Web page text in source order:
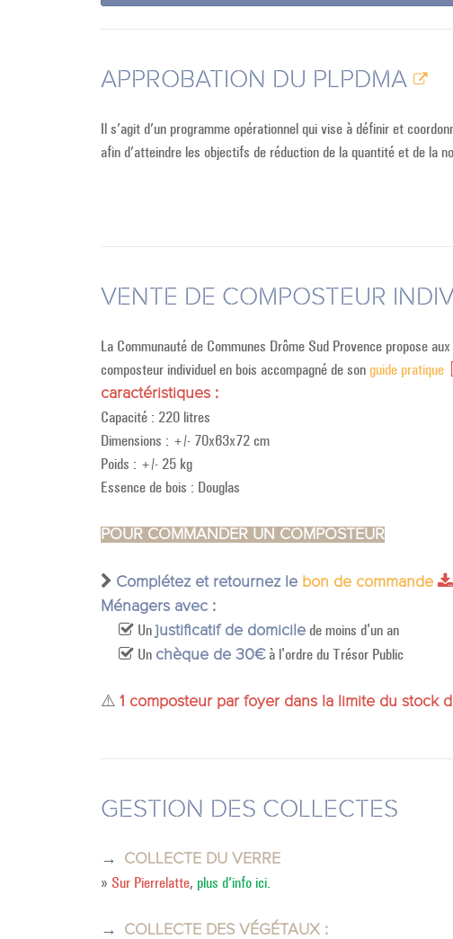
APPROBATION DU PLPDMA
Il s’agit d’un programme opérationnel qui vise à définir et
afin d’atteindre les objectifs de réduction de la quantité et de la
VENTE DE COMPOSTEUR
La Communauté de Communes Drôme Sud Provence propose
composteur individuel en bois accompagné de songuide pratique
caractéristiques :
Capacité : 220 litres
Dimensions : +/- 70x63x72 cm
Poids : +/- 25 kg
Essence de bois : Douglas
POUR COMMANDER UN COMPOSTEUR
Complétez et retournez le bon de commande
Ménagers avec :
Un justificatif de domicile de moins d'un an
Un chèque de 30€à l'ordre du Trésor Public
⚠️ 1 composteur par foyer dans la limite du stock
GESTION DES COLLECTES
→ COLLECTE DU VERRE
» Sur Pierrelatte, plus d’info ici.
→ COLLECTE DES VÉGÉTAUX :